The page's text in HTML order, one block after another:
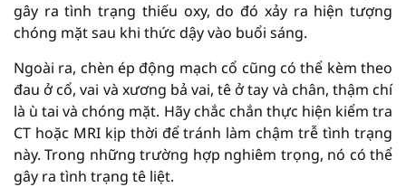
gây ra tình trạng thiếu oxy, do đó xảy ra hiện tượng
chóng mặt sau khi thức dậy vào buổi sáng.
Ngoài ra, chèn ép động mạch cổ cũng có thể kèm theo
đau ở cổ, vai và xương bả vai, tê ở tay và chân, thậm chí
là ù tai và chóng mặt. Hãy chắc chắn thực hiện kiểm tra
CT hoặc MRI kịp thời để tránh làm chậm trễ tình trạng
này. Trong những trường hợp nghiêm trọng, nó có thể
gây ra tình trạng tê liệt.